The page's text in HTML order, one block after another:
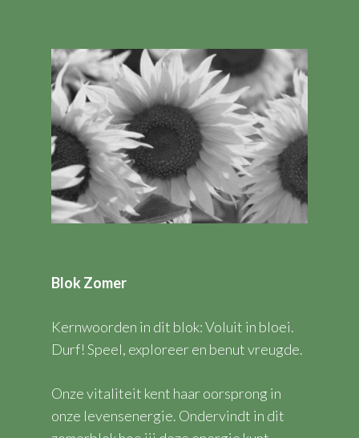
Blok Zomer
Kernwoorden in dit blok: Voluit in bloei.
Durf! Speel, exploreer en benut vreugde.
Onze vitaliteit kent haar oorsprong in
onze levensenergie. Ondervindt in dit